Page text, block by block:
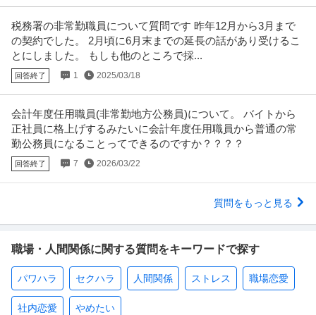
税務署の非常勤職員について質問です 昨年12月から3月まで
の契約でした。 2月頃に6月末までの延長の話があり受けるこ
とにしました。 もしも他のところで採...
回答終了 1 2025/03/18
会計年度任用職員(非常勤地方公務員)について。 バイトから
正社員に格上げするみたいに会計年度任用職員から普通の常
勤公務員になることってできるのですか？？？？
回答終了 7 2026/03/22
質問をもっと見る
職場・人間関係に関する質問をキーワードで探す
パワハラ セクハラ 人間関係 ストレス 職場恋愛
社内恋愛 やめたい